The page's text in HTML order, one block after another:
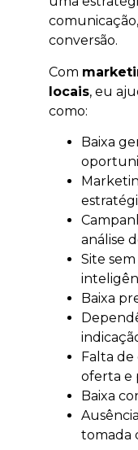
conversão.
Com
locais, eu
como:
Baixa
análise
Site
Baixa
Falta
oferta e
Baixa
tomada